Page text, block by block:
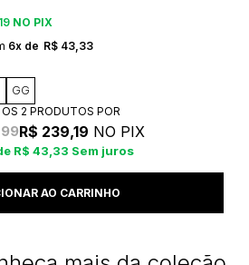
NO PIX
6x R$ 43,33
GG
OS 2 PRODUTOS
R$ 239,19 NO PIX
R$ 43,33 Sem juros